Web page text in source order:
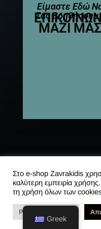
Είμαστε Εδώ
Σας
ΜΑΖΊ ΜΑΣ
Rights Reserved
Στο e-shop Zavrakidis
καλύτερη εμπειρία
τη χρήση όλων των
Ρυθμίσεις Cookies
Greek